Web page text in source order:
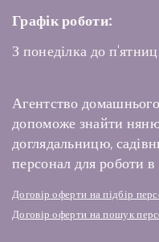
Графік роботи:
З понеділка до
Агентство
допоможе знайти
доглядальницю,
персонал для роботи в
Договір оферти на підбір
Договір оферти на пошук